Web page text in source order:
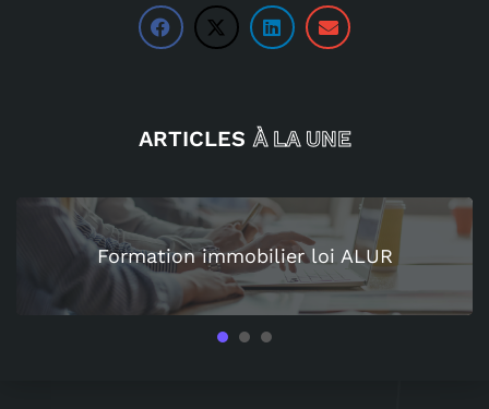
ARTICLES À LA UNE
Formation immobilier loi ALUR